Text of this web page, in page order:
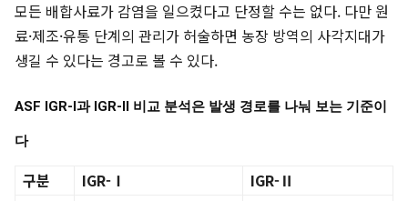
모든 배합사료가 감염을 일으켰다고 단정할 수는 없다. 다만 원
료·제조·유통 단계의 관리가 허술하면 농장 방역의 사각지대가
생길 수 있다는 경고로 볼 수 있다.
ASF IGR-Ⅰ과 IGR-Ⅱ 비교 분석은 발생 경로를 나눠 보는 기준이
다
구분 IGR-Ⅰ
IGR-Ⅱ